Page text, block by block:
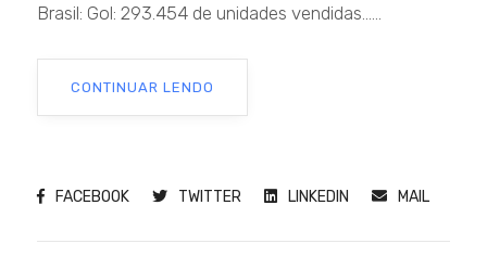
Brasil: Gol: 293.454 de unidades vendidas......
CONTINUAR LENDO
FACEBOOK TWITTER LINKEDIN MAIL